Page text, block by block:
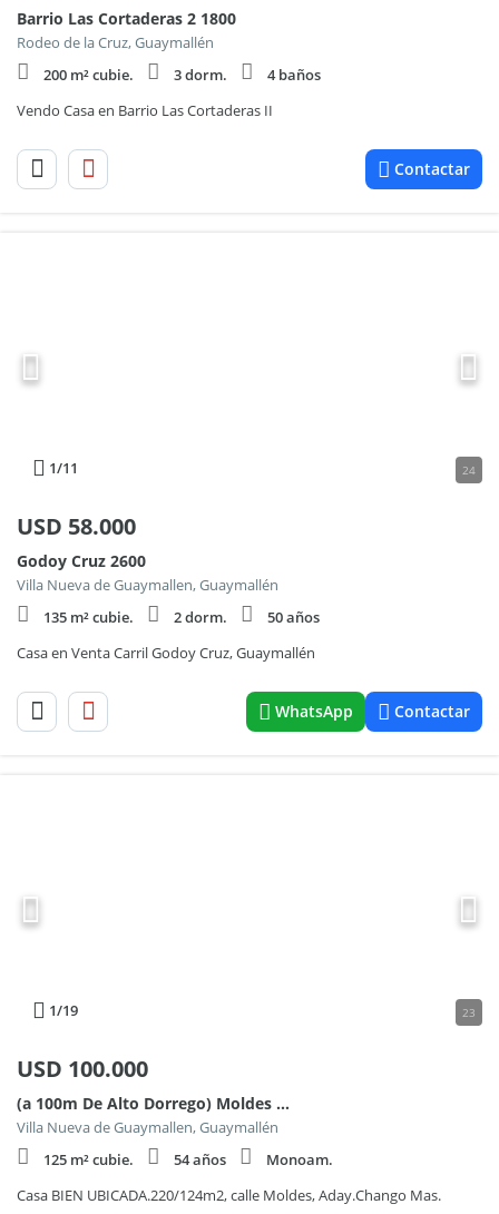
Barrio Las Cortaderas 2 1800
Rodeo de la Cruz, Guaymallén
200 m² cubie.
3 dorm.
4 baños
Vendo Casa en Barrio Las Cortaderas II
Contactar
1/11 24
USD 58.000
Godoy Cruz 2600
Villa Nueva de Guaymallen, Guaymallén
135 m² cubie.
2 dorm.
50 años
Casa en Venta Carril Godoy Cruz, Guaymallén
WhatsApp Contactar
1/19 23
USD 100.000
(a 100m De Alto Dorrego) Moldes 1900
Villa Nueva de Guaymallen, Guaymallén
125 m² cubie.
54 años
Monoam.
Casa BIEN UBICADA.220/124m2, calle Moldes, Aday.Chango Mas.